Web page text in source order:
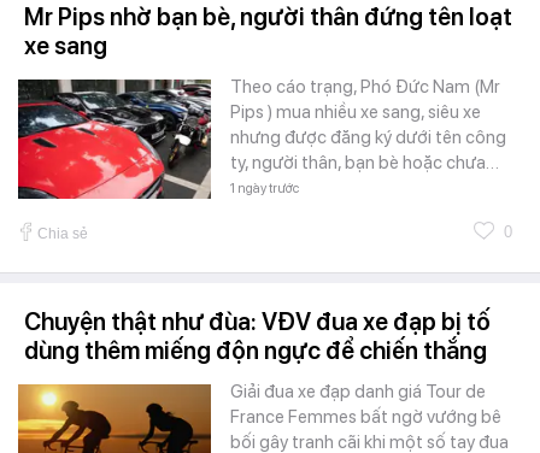
Mr Pips nhờ bạn bè, người thân đứng tên loạt
xe sang
Theo cáo trạng, Phó Đức Nam (Mr
Pips ) mua nhiều xe sang, siêu xe
nhưng được đăng ký dưới tên công
ty, người thân, bạn bè hoặc chưa…
1 ngày trước
Chia sẻ 0
Chuyện thật như đùa: VĐV đua xe đạp bị tố
dùng thêm miếng độn ngực để chiến thắng
Giải đua xe đạp danh giá Tour de
France Femmes bất ngờ vướng bê
bối gây tranh cãi khi một số tay đua